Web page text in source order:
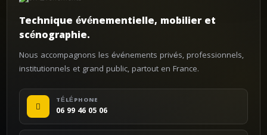
Technique événementielle, mobilier et
scénographie.
Nous accompagnons les événements privés, professionnels,
institutionnels et grand public, partout en France.
TÉLÉPHONE
06 99 46 05 06